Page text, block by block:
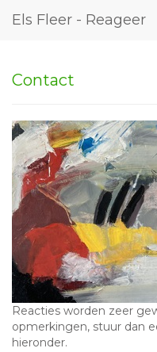
Els Fleer - Reageer
Contact
Reacties worden zeer
opmerkingen, stuur dan
hieronder.